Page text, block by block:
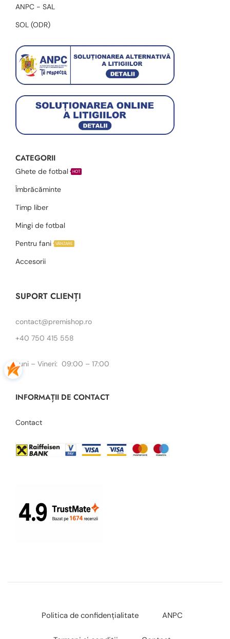
ANPC - SAL
SOL (ODR)
CATEGORII
Ghete de fotbal HOT
Îmbrăcăminte
Timp liber
Mingi de fotbal
Pentru fani
VÂNZARE
Accesorii
SUPORT CLIENȚI
contact@premishop.ro
+40 750 415 558
Luni – Vineri: 09:00 – 17:00
INFORMAȚII DE CONTACT
Contact
Politica de confidențialitate ANPC